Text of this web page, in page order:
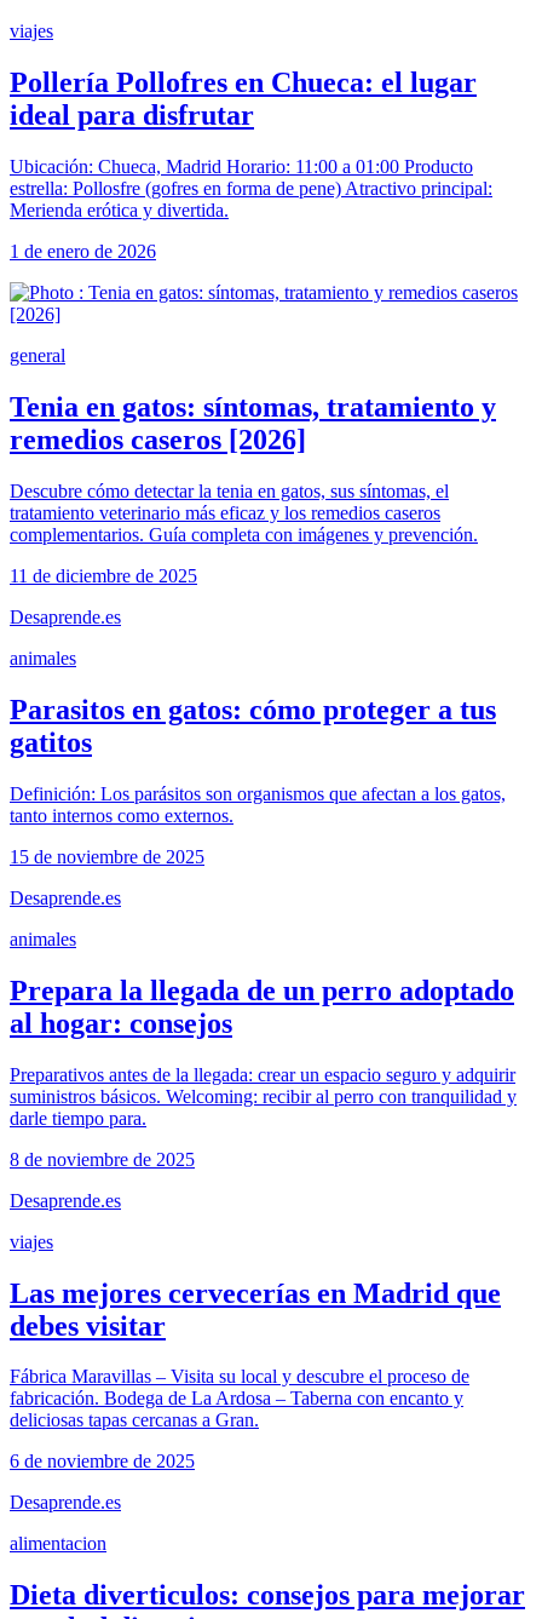
viajes
Pollería Pollofres en Chueca: el lugar
ideal para disfrutar
Ubicación: Chueca, Madrid Horario: 11:00 a 01:00 Producto
estrella: Pollosfre (gofres en forma de pene) Atractivo principal:
Merienda erótica y divertida.
1 de enero de 2026
general
Tenia en gatos: síntomas, tratamiento y
remedios caseros [2026]
Descubre cómo detectar la tenia en gatos, sus síntomas, el
tratamiento veterinario más eficaz y los remedios caseros
complementarios. Guía completa con imágenes y prevención.
11 de diciembre de 2025
Desaprende.es
animales
Parasitos en gatos: cómo proteger a tus
gatitos
Definición: Los parásitos son organismos que afectan a los gatos,
tanto internos como externos.
15 de noviembre de 2025
Desaprende.es
animales
Prepara la llegada de un perro adoptado
al hogar: consejos
Preparativos antes de la llegada: crear un espacio seguro y adquirir
suministros básicos. Welcoming: recibir al perro con tranquilidad y
darle tiempo para.
8 de noviembre de 2025
Desaprende.es
viajes
Las mejores cervecerías en Madrid que
debes visitar
Fábrica Maravillas – Visita su local y descubre el proceso de
fabricación. Bodega de La Ardosa – Taberna con encanto y
deliciosas tapas cercanas a Gran.
6 de noviembre de 2025
Desaprende.es
alimentacion
Dieta diverticulos: consejos para mejorar